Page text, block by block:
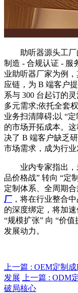
助听器源头工厂
制造 - 合规认证 - 服
业助听器厂家为例
应链，为 B 端客户
系与 300 台起订的
多元需求;依托全套
业务扫清障碍;以 “
的市场开拓成本。
决了 B 端客户缺乏
市场需求，成为行业
业内专家指出，
品价格战” 转向 “定
定制体系、全周期
厂 ，将在行业整合
的深度绑定，将加
“规模扩张” 向 “价
发展动力。
上一篇 : OEM定制
发展
上一篇 : ODM
破局核心